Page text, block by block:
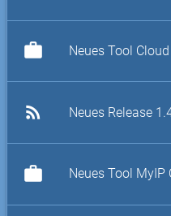
work Neues Tool
rss_feed Neues Release
work Neues Tool MyIP